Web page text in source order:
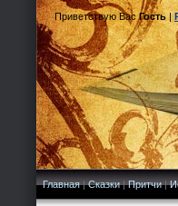
Приветствую Вас Гость|
Главная|Сказки|Притчи|